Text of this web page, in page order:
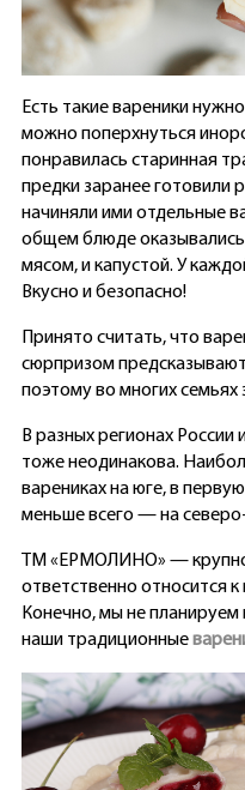
Есть такие вареники
можно поперхнуться
понравилась старинная
предки заранее готовили
начиняли ими отдельные
общем блюде оказывались
мясом, и капустой. У
Вкусно и безопасно!
Принято считать, что
сюрпризом
поэтому во многих семьях
В разных регионах России
тоже неодинакова.
варениках на юге, в
меньше всего — на
ТМ «ЕРМОЛИНО» —
ответственно относится
Конечно, мы не планируем
наши традиционные